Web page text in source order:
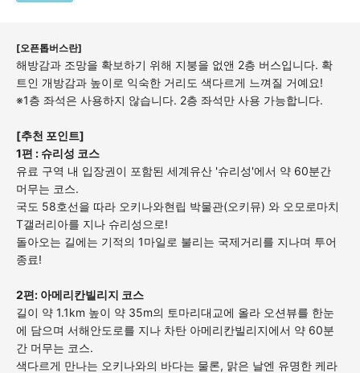
[오픈톱버스란]
해방감과 조망을 확보하기 위해 지붕을 없앤 2층 버스입니다. 확
트인 개방감과 높이로 익숙한 거리도 색다르게 느껴질 거예요!
※1층 좌석은 사용하지 않습니다. 2층 좌석만 사용 가능합니다.
[추천 포인트]
1편 : 슈리성 코스
유료 구역 내 입장권이 포함된 세계유산 '슈리성'에서 약 60분간
머무는 코스.
국도 58호선을 따라 오키나와현립 박물관(오키뮤) 와 오모로마치
T갤러리아를 지나 슈리성으로!
돌아오는 길에는 기적의 1마일로 불리는 국제거리를 지나며 투어
종료!
2편: 아메리칸빌리지 코스
길이 약 1.1km 높이 약 35m의 토마리대교에 올라 오션뷰를 한눈
에 담으며 서해안도로를 지나 차탄 아메리칸빌리지에서 약 60분
간 머무는 코스.
색다르게 만나는 오키나와의 바다는 물론, 맑은 날엔 유명한 케라